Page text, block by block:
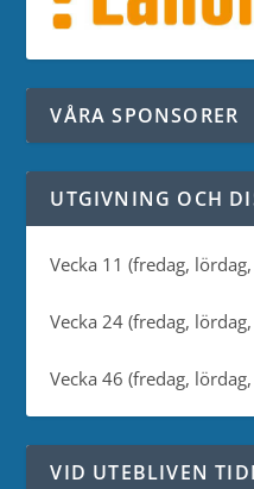
VÅRA SPONSORER
UTGIVNING OCH
Vecka 11 (fredag,
Vecka 24 (fredag,
Vecka 46 (fredag,
VID UTEBLIVEN